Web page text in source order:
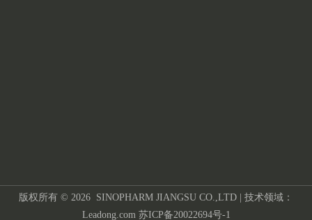
版权所有 © 2026 SINOPHARM JIANGSU CO.,LTD | 技术领域：
Leadong.com 苏ICP备20022694号-1